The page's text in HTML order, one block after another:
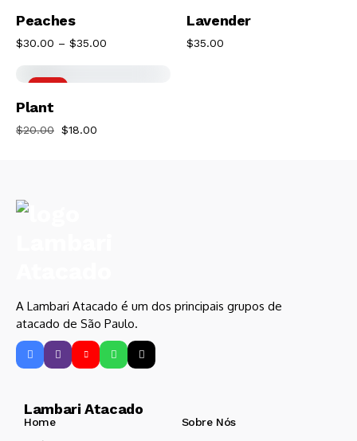
Peaches
$30.00 – $35.00
Adicionar Ao
Lavender
$35.00
-10%
Carrinho
Plant
$20.00 $18.00
A Lambari Atacado é um dos principais grupos de
atacado de São Paulo.
Lambari Atacado
Home
Sobre Nós